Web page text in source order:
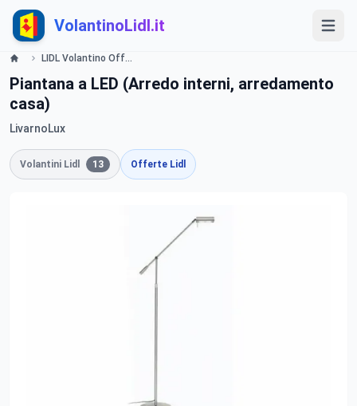
VolantinoLidl.it
LIDL Volantino Offerte e Promozioni - Casa - Offerte valide dal 19 settembre 2016 Lidl
Piantana a LED (Arredo interni, arredamento
casa)
LivarnoLux
Volantini Lidl 13 Offerte Lidl